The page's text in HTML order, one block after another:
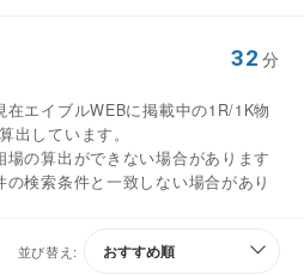
32 分
エイブルWEBに掲載中の1R/1K物
出しています。
の算出ができない場合があります
検索条件と一致しない場合があり
並び替え: